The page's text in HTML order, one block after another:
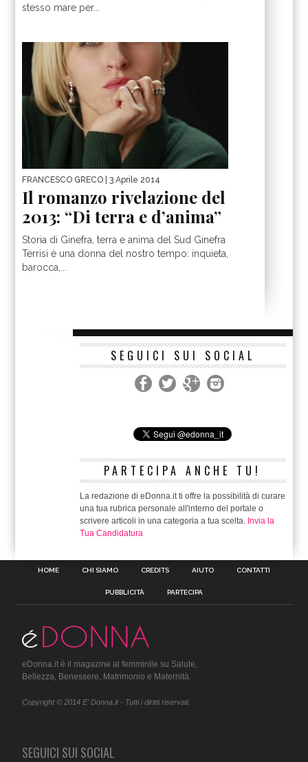
stesso mare per...
FRANCESCO GRECO | 3 Aprile 2014
Il romanzo rivelazione del
2013: “Di terra e d’anima”
Storia di Ginefra, terra e anima del Sud Ginefra
Terrisi è una donna del nostro tempo: inquieta,
barocca,...
SEGUICI SUI SOCIAL
PARTECIPA ANCHE TU!
La redazione di eDonna.it ti offre la possibilità di curare
una tua rubrica personale all'interno del portale o
scrivere articoli in una categoria a tua scelta. Invia la
Tua Candidatura
HOME CHI SIAMO CREDITS AIUTO CONTATTI
PUBBLICITÀ PARTECIPA
eDonna.it è il magazine al femminile su Salute,
Bellezza, Benessere, Matrimonio e Maternità.
Copyright © 2014 E' Donna.it - Tutti i diritti riservati.
SEGUICI SUI SOCIAL